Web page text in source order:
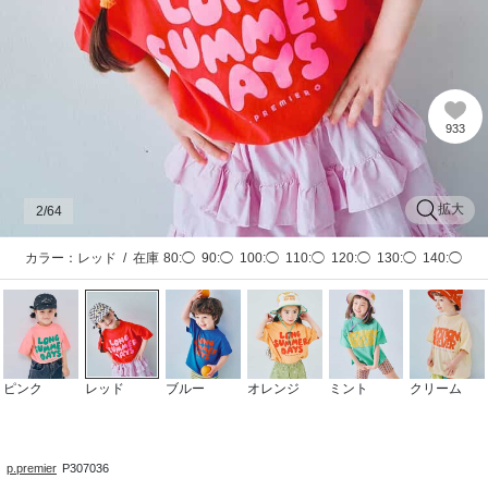
933
拡大
2/64
カラー：レッド / 在庫 80:◯ 90:◯ 100:◯ 110:◯ 120:◯ 130:◯ 140:◯
ピンク レッド ブルー オレンジ ミント クリーム
p.premier P307036